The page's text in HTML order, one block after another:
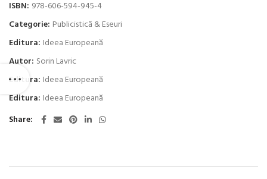
ISBN: 978-606-594-945-4
Categorie: Publicistică & Eseuri
Editura: Ideea Europeană
Autor: Sorin Lavric
Editura: Ideea Europeană
Editura: Ideea Europeană
Share